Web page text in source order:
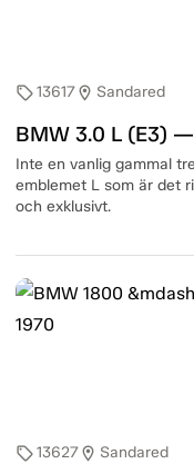
sell13617location_on Sandared
BMW 3.0 L (E3)
Inte en vanlig gammal
emblemet L som är det
och exklusivt.
sell13627location_on Sandared